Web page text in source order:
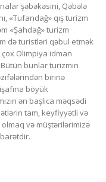
şəbəkəsini, Qəbələ
«Tufandağ» qış turizm
«Şahdağ» turizm
də turistləri qəbul etmək
Olimpiya idman
bunlar turizmin
birinə
böyük
ən başlıca məqsədi
tam, keyfiyyətli və
və müştərilərimizə